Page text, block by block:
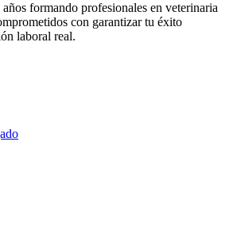
formando profesionales en veterinaria
con garantizar tu éxito
laboral real.